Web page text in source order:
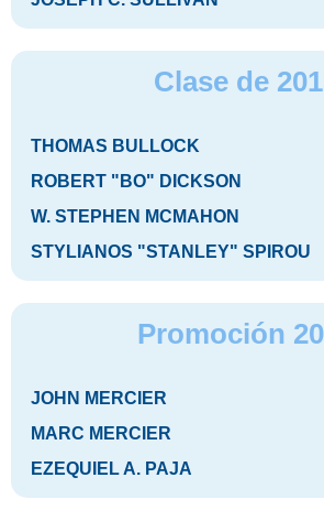
Clase de
THOMAS BULLOCK
ROBERT "BO" DICKSON
W. STEPHEN MCMAHON
STYLIANOS "STANLEY" SPIROU
Promoción
JOHN MERCIER
MARC MERCIER
EZEQUIEL A. PAJA